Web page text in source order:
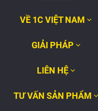
VỀ 1C VIỆT NAM
GIẢI PHÁP
LIÊN HỆ
TƯ VẤN SẢN PHẨM